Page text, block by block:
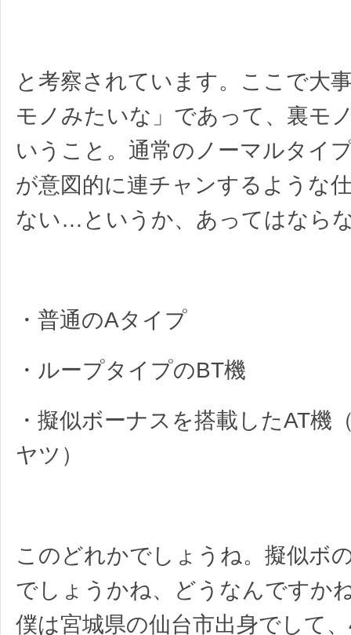
と考察されています。ここで大
モノみたいな」であって、裏モ
いうこと。通常のノーマルタイ
が意図的に連チャンするような
ない…というか、あってはなら
・普通のAタイプ
・ループタイプのBT機
・擬似ボーナスを搭載したAT機
ヤツ）
このどれかでしょうね。擬似ボ
でしょうかね、どうなんですか
僕は宮城県の仙台市出身でして